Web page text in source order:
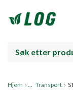
Hjem › Transport ›